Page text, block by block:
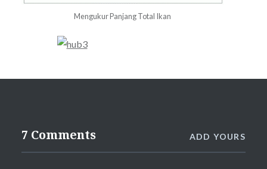
Mengukur Panjang Total Ikan
7 Comments ADD YOURS